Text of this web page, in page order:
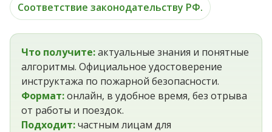
Соответствие законодательству РФ.
Что получите:актуальные знания и понятные
алгоритмы. Официальное удостоверение
инструктажа по пожарной безопасности.
Формат:онлайн, в удобное время, без отрыва
от работы и поездок.
Подходит:частным лицам для